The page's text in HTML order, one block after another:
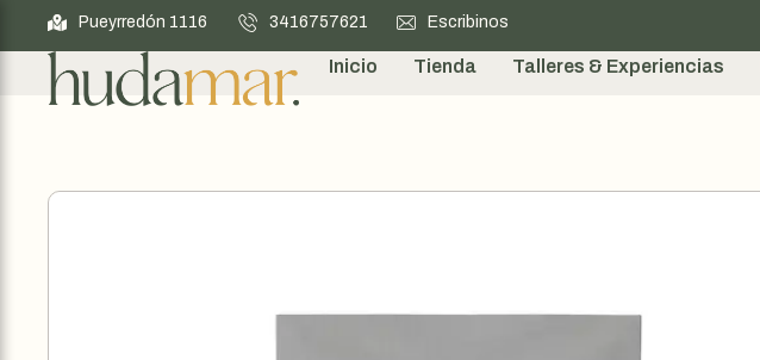
Pueyrredón 1116 3416757621 Escribinos
Inicio Tienda Talleres & Experiencias